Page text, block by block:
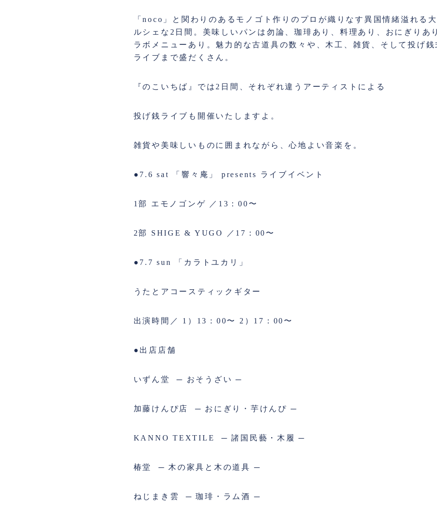
「noco」と関わりのあるモノゴト作りのプロが織りなす異国情緒溢れる
ルシェな2日間。美味しいパンは勿論、珈琲あり、料理あり、おにぎりあ
ラボメニューあり。魅力的な古道具の数々や、木工、雑貨、そして投げ銭
ライブまで盛だくさん。
『のこいちば』では2日間、それぞれ違うアーティストによる
投げ銭ライブも開催いたしますよ。
雑貨や美味しいものに囲まれながら、心地よい音楽を。
●7.6 sat 「響々庵」 presents ライブイベント
1部 エモノゴンゲ ／13：00〜
2部 SHIGE & YUGO ／17：00〜
●7.7 sun 「カラトユカリ」
うたとアコースティックギター
出演時間／ 1）13：00〜 2）17：00〜
●出店店舗
いずん堂 ─ おそうざい ─
加藤けんぴ店 ─ おにぎり・芋けんぴ ─
KANNO TEXTILE ─ 諸国民藝・木履 ─
椿堂 ─ 木の家具と木の道具 ─
ねじまき雲 ─ 珈琲・ラム酒 ─